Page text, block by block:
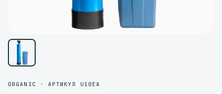
ORGANIC · АРТИКУЛ U10EA